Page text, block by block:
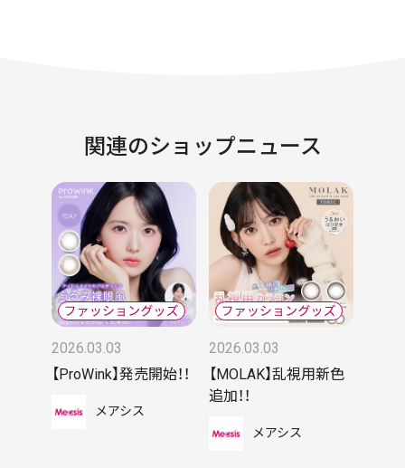
関連のショップニュース
2026.03.03
【ProWink】発売開始！！
メアシス
2026.03.03
【MOLAK】乱視用新色
追加！！
メアシス